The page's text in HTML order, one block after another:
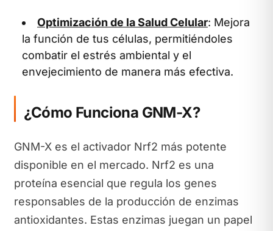
Optimización de la Salud Celular: Mejora
la función de tus células, permitiéndoles
combatir el estrés ambiental y el
envejecimiento de manera más efectiva.
¿Cómo Funciona GNM-X?
GNM-X es el activador Nrf2 más potente
disponible en el mercado. Nrf2 es una
proteína esencial que regula los genes
responsables de la producción de enzimas
antioxidantes. Estas enzimas juegan un papel